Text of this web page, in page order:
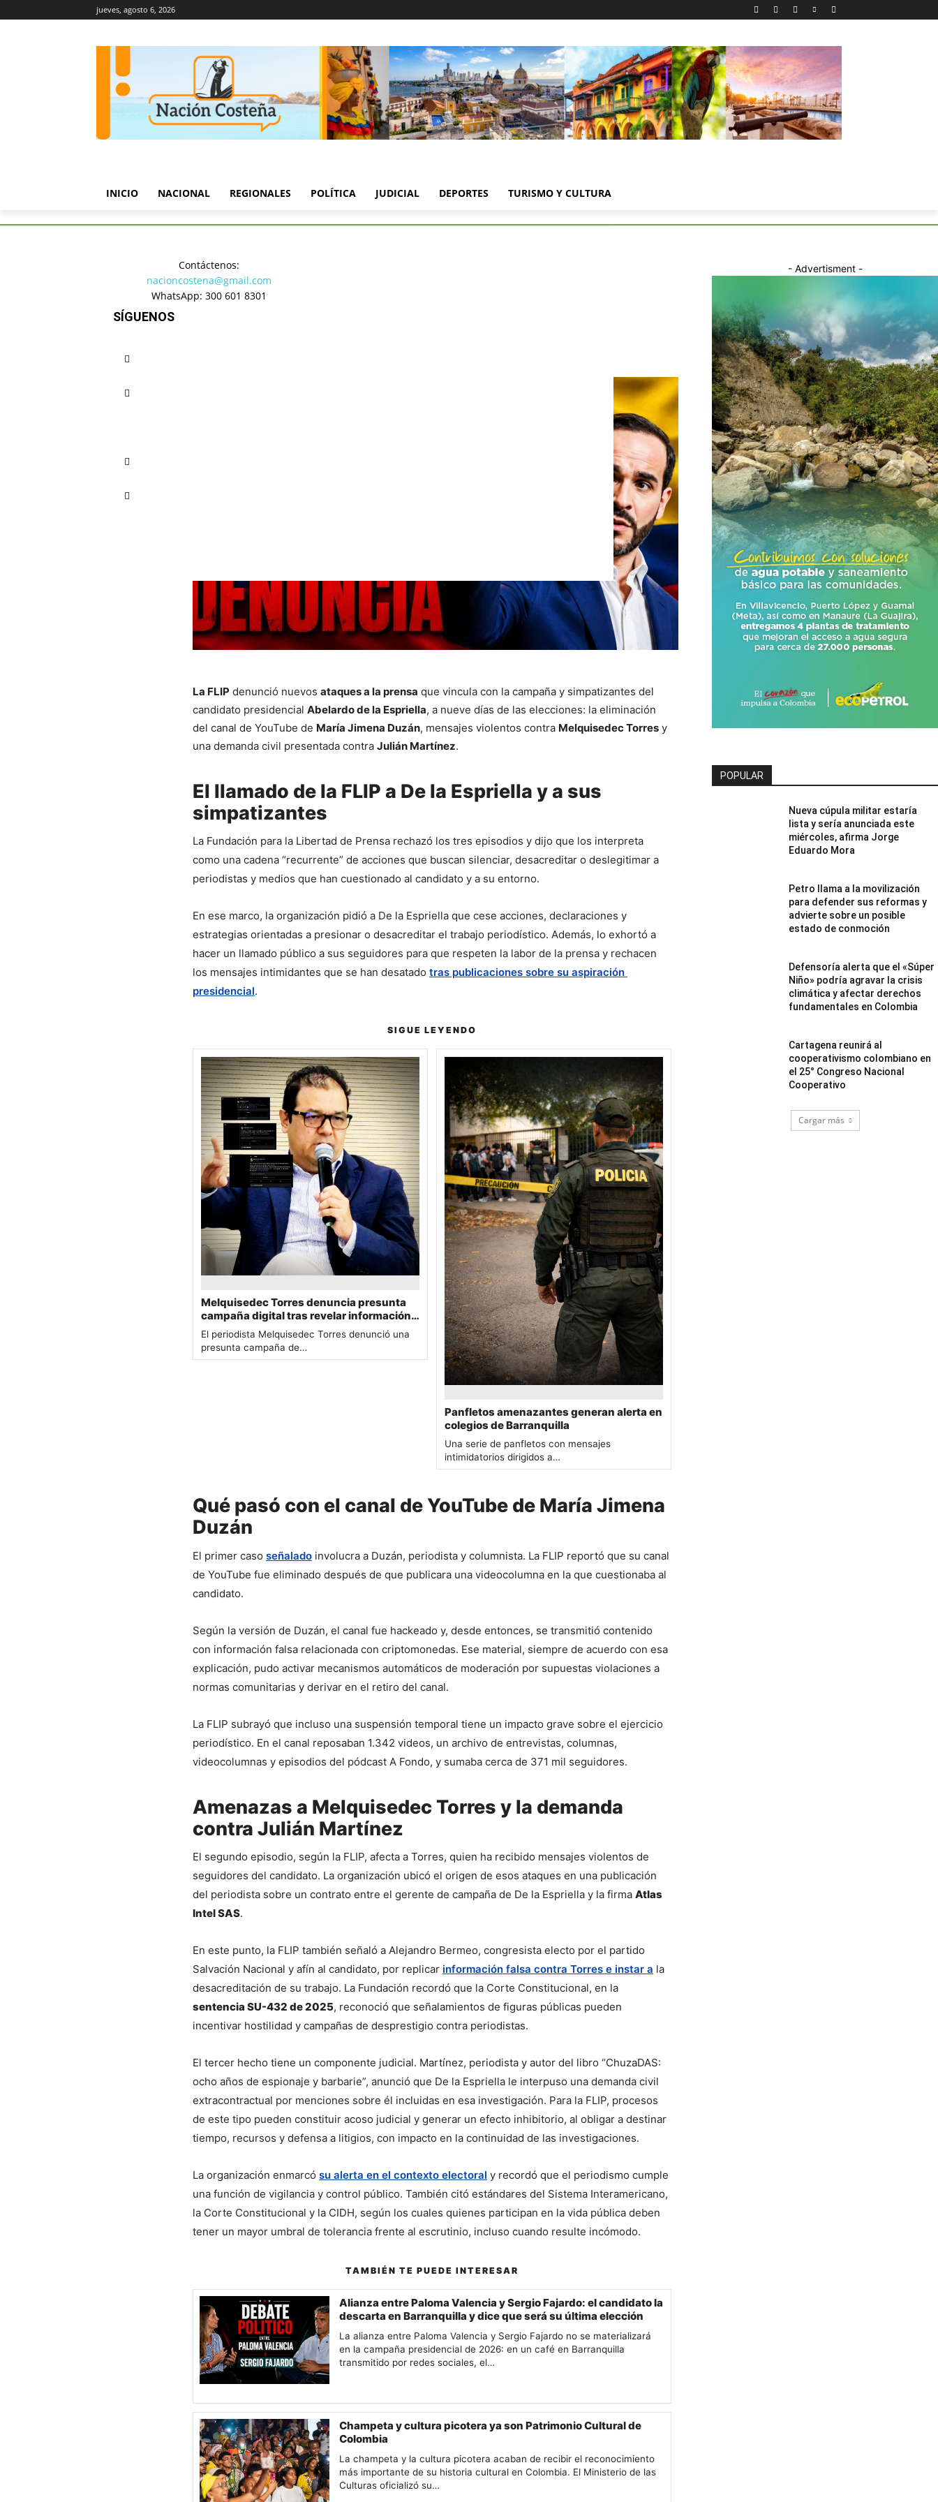
jueves, agosto 6, 2026
INICIO NACIONAL REGIONALES POLÍTICA JUDICIAL DEPORTES TURISMO Y CULTURA
Política
FLIP alerta por ataques a la prensa
La FLIP denunció nuevos ataques a la prensa que vincula con la campaña y simpatizantes del
candidato presidencial Abelardo de la Espriella, a nueve días de las elecciones: la eliminación
del canal de YouTube de María Jimena Duzán, mensajes violentos contra Melquisedec Torres y
una demanda civil presentada contra Julián Martínez.
El llamado de la FLIP a De la Espriella y a sus
simpatizantes
La Fundación para la Libertad de Prensa rechazó los tres episodios y dijo que los interpreta
como una cadena “recurrente” de acciones que buscan silenciar, desacreditar o deslegitimar a
periodistas y medios que han cuestionado al candidato y a su entorno.
En ese marco, la organización pidió a De la Espriella que cese acciones, declaraciones y
estrategias orientadas a presionar o desacreditar el trabajo periodístico. Además, lo exhortó a
hacer un llamado público a sus seguidores para que respeten la labor de la prensa y rechacen
los mensajes intimidantes que se han desatado tras publicaciones sobre su aspiración
presidencial.
SIGUE LEYENDO
Melquisedec Torres denuncia presunta
campaña digital tras revelar información
política
El periodista Melquisedec Torres denunció una
presunta campaña de…
Panfletos amenazantes generan alerta en
colegios de Barranquilla
Una serie de panfletos con mensajes
intimidatorios dirigidos a…
Qué pasó con el canal de YouTube de María Jimena
Duzán
El primer caso señalado involucra a Duzán, periodista y columnista. La FLIP reportó que su canal
de YouTube fue eliminado después de que publicara una videocolumna en la que cuestionaba al
candidato.
Según la versión de Duzán, el canal fue hackeado y, desde entonces, se transmitió contenido
con información falsa relacionada con criptomonedas. Ese material, siempre de acuerdo con esa
explicación, pudo activar mecanismos automáticos de moderación por supuestas violaciones a
normas comunitarias y derivar en el retiro del canal.
La FLIP subrayó que incluso una suspensión temporal tiene un impacto grave sobre el ejercicio
periodístico. En el canal reposaban 1.342 videos, un archivo de entrevistas, columnas,
videocolumnas y episodios del pódcast A Fondo, y sumaba cerca de 371 mil seguidores.
Amenazas a Melquisedec Torres y la demanda
contra Julián Martínez
El segundo episodio, según la FLIP, afecta a Torres, quien ha recibido mensajes violentos de
seguidores del candidato. La organización ubicó el origen de esos ataques en una publicación
del periodista sobre un contrato entre el gerente de campaña de De la Espriella y la firma Atlas
Intel SAS.
En este punto, la FLIP también señaló a Alejandro Bermeo, congresista electo por el partido
Salvación Nacional y afín al candidato, por replicar información falsa contra Torres e instar a la
sentencia SU-432 de 2025, reconoció que señalamientos de figuras públicas pueden
incentivar hostilidad y campañas de desprestigio contra periodistas.
El tercer hecho tiene un componente judicial. Martínez, periodista y autor del libro “ChuzaDAS:
ocho años de espionaje y barbarie”, anunció que De la Espriella le interpuso una demanda civil
extracontractual por menciones sobre él incluidas en esa investigación. Para la FLIP, procesos
de este tipo pueden constituir acoso judicial y generar un efecto inhibitorio, al obligar a destinar
tiempo, recursos y defensa a litigios, con impacto en la continuidad de las investigaciones.
La organización enmarcó su alerta en el contexto electoral y recordó que el periodismo cumple
una función de vigilancia y control público. También citó estándares del Sistema Interamericano,
la Corte Constitucional y la CIDH, según los cuales quienes participan en la vida pública deben
tener un mayor umbral de tolerancia frente al escrutinio, incluso cuando resulte incómodo.
TAMBIÉN TE PUEDE INTERESAR
También te puede interesar
Alianza entre Paloma Valencia y Sergio Fajardo: el candidato la
descarta en Barranquilla y dice que será su última elección
La alianza entre Paloma Valencia y Sergio Fajardo no se materializará
en la campaña presidencial de 2026: en un café en Barranquilla
transmitido por redes sociales, el…
Champeta y cultura picotera ya son Patrimonio Cultural de
Colombia
La champeta y la cultura picotera acaban de recibir el reconocimiento
más importante de su historia cultural en Colombia. El Ministerio de las
Culturas oficializó su…
- Advertisment -
POPULAR
Nueva cúpula militar estaría
lista y sería anunciada este
miércoles, afirma Jorge
Eduardo Mora
Petro llama a la movilización
para defender sus reformas y
advierte sobre un posible
estado de conmoción
Defensoría alerta que el «Súper
Niño» podría agravar la crisis
climática y afectar derechos
fundamentales en Colombia
Cartagena reunirá al
cooperativismo colombiano en
el 25° Congreso Nacional
Cooperativo
Cargar más
Contáctenos:
nacioncostena@gmail.com
WhatsApp: 300 601 8301
SÍGUENOS